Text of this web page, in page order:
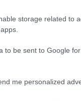
storage related to
to be sent to Google
me personalized